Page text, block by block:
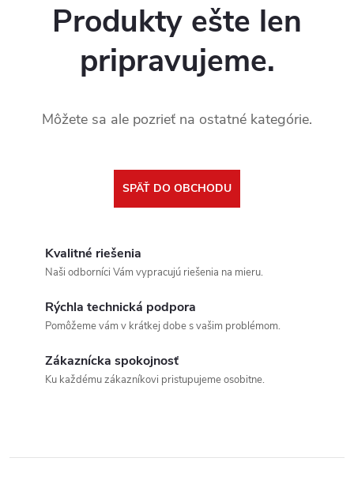
Produkty ešte len
pripravujeme.
Môžete sa ale pozrieť na ostatné kategórie.
SPÄŤ DO OBCHODU
Kvalitné riešenia
Naši odborníci Vám vypracujú riešenia na mieru.
Rýchla technická podpora
Pomôžeme vám v krátkej dobe s vašim problémom.
Zákaznícka spokojnosť
Ku každému zákazníkovi pristupujeme osobitne.